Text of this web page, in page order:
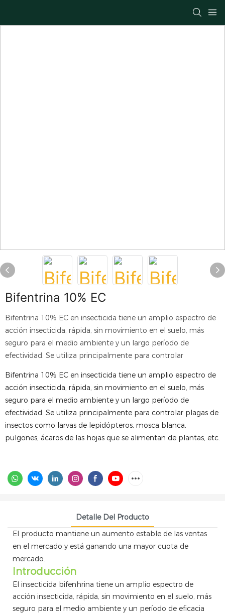
Bifentrina 10% EC
Bifentrina 10% EC en insecticida tiene un amplio espectro de
acción insecticida, rápida, sin movimiento en el suelo, más
seguro para el medio ambiente y un largo período de
efectividad. Se utiliza principalmente para controlar
Bifentrina 10% EC en insecticida tiene un amplio espectro de
acción insecticida, rápida, sin movimiento en el suelo, más
seguro para el medio ambiente y un largo período de
efectividad. Se utiliza principalmente para controlar plagas de
insectos como larvas de lepidópteros, mosca blanca,
pulgones, ácaros de las hojas que se alimentan de plantas, etc.
Detalle Del Producto
El producto mantiene un aumento estable de las ventas
en el mercado y está ganando una mayor cuota de
mercado.
Introducción
El insecticida bifenhrina tiene un amplio espectro de
acción insecticida, rápida, sin movimiento en el suelo, más
seguro para el medio ambiente y un período de eficacia